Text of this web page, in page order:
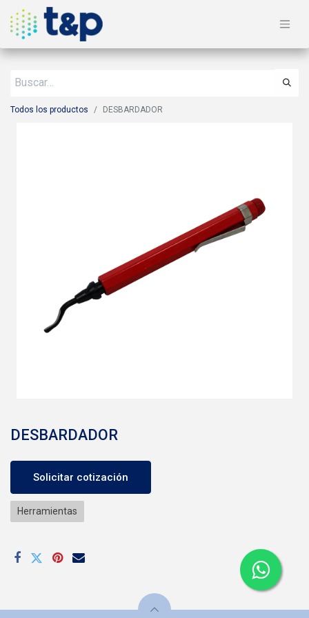
Todos los productos DESBARDADOR
DESBARDADOR
Solicitar cotización
Herramientas